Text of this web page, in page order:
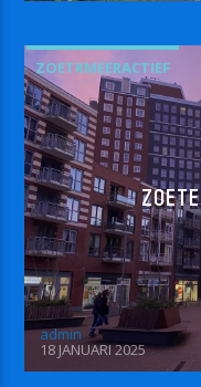
ZOETRMEERACTIEF
admin
18 JANUARI 2025